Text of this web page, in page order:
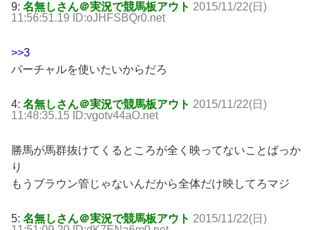
9: 名無しさん＠実況で競馬板アウト 2015/11/22(日)
11:56:51.19 ID:oJHFSBQr0.net
>>3
バーチャルを使いたいからだろ
4: 名無しさん＠実況で競馬板アウト 2015/11/22(日)
11:48:35.15 ID:vgotv44aO.net
勝馬が馬群抜けてくるところが全く映ってないことばっか
り
もうブラウン管じゃないんだから全体だけ映してろマジ
5: 名無しさん＠実況で競馬板アウト 2015/11/22(日)